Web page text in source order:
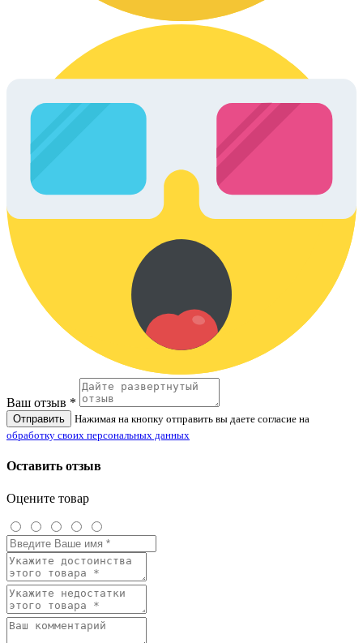
Ваш отзыв *
Отправить
Нажимая на кнопку отправить вы даете согласие на
обработку своих персональных данных
Оставить отзыв
Оцените товар